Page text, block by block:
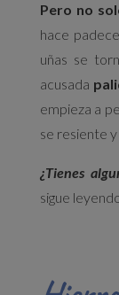
Pero no
hace
uñas se
acusada
empieza a
se resiente
¿Tienes
sigue